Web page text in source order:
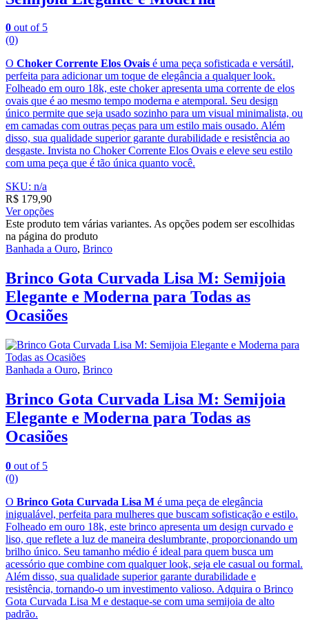
0 out of 5
(0)
O Choker Corrente Elos Ovais é uma peça sofisticada e versátil,
perfeita para adicionar um toque de elegância a qualquer look.
Folheado em ouro 18k, este choker apresenta uma corrente de elos
ovais que é ao mesmo tempo moderna e atemporal. Seu design
único permite que seja usado sozinho para um visual minimalista, ou
em camadas com outras peças para um estilo mais ousado. Além
disso, sua qualidade superior garante durabilidade e resistência ao
desgaste. Invista no Choker Corrente Elos Ovais e eleve seu estilo
com uma peça que é tão única quanto você.
SKU: n/a
R$ 179,90
Ver opções
Este produto tem várias variantes. As opções podem ser escolhidas
na página do produto
Banhada a Ouro, Brinco
Brinco Gota Curvada Lisa M: Semijoia
Elegante e Moderna para Todas as
Ocasiões
Banhada a Ouro, Brinco
Brinco Gota Curvada Lisa M: Semijoia
Elegante e Moderna para Todas as
Ocasiões
0 out of 5
(0)
O Brinco Gota Curvada Lisa M é uma peça de elegância
inigualável, perfeita para mulheres que buscam sofisticação e estilo.
Folheado em ouro 18k, este brinco apresenta um design curvado e
liso, que reflete a luz de maneira deslumbrante, proporcionando um
brilho único. Seu tamanho médio é ideal para quem busca um
acessório que combine com qualquer look, seja ele casual ou formal.
Além disso, sua qualidade superior garante durabilidade e
resistência, tornando-o um investimento valioso. Adquira o Brinco
Gota Curvada Lisa M e destaque-se com uma semijoia de alto
padrão.